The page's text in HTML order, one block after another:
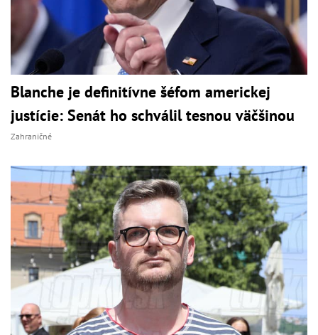
Blanche je definitívne šéfom americkej
justície: Senát ho schválil tesnou väčšinou
Zahraničné